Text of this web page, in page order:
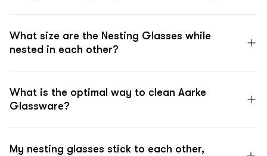
What size are the Nesting Glasses while
nested in each other?
What is the optimal way to clean Aarke
Glassware?
My nesting glasses stick to each other,